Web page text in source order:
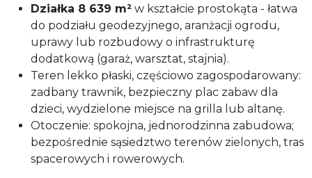
Działka 8 639 m² w kształcie prostokąta - łatwa
do podziału geodezyjnego, aranżacji ogrodu,
uprawy lub rozbudowy o infrastrukturę
dodatkową (garaż, warsztat, stajnia).
Teren lekko płaski, częściowo zagospodarowany:
zadbany trawnik, bezpieczny plac zabaw dla
dzieci, wydzielone miejsce na grilla lub altanę.
Otoczenie: spokojna, jednorodzinna zabudowa;
bezpośrednie sąsiedztwo terenów zielonych, tras
spacerowych i rowerowych.